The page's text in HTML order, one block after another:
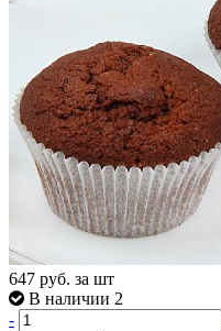
647 руб. за шт
В наличии 2
-